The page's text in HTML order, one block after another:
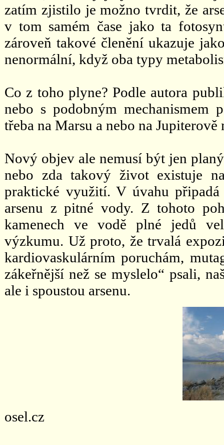
zatím zjistilo je možno tvrdit, že
v tom samém čase jako ta
zároveň takové členění ukazuje
nenormální, když oba typy
Co z toho plyne? Podle autora
nebo s podobným mechanismem
třeba na Marsu a nebo na Jupiterově
Nový objev ale nemusí být jen
nebo zda takový život existuje
praktické využití. V úvahu
arsenu z pitné vody. Z tohoto
kamenech ve vodě plné jedů
výzkumu. Už proto, že trvalá
kardiovaskulárním poruchám,
zákeřnější než se myslelo“ psali,
ale i spoustou arsenu.
osel.cz